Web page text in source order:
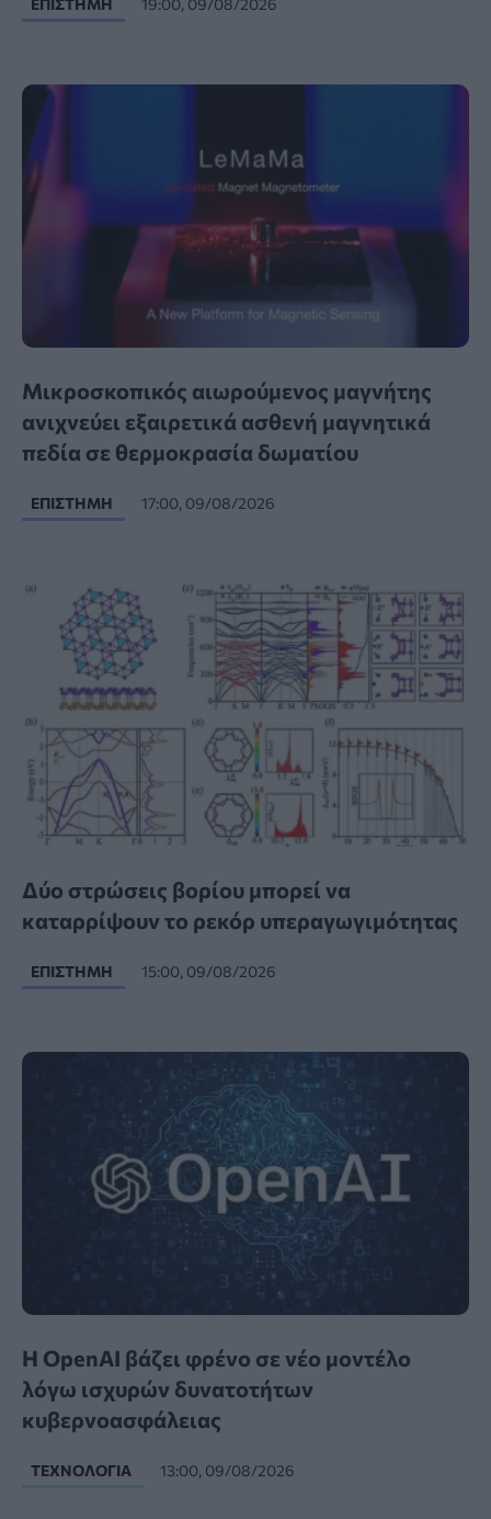
ΕΠΙΣΤΉΜΗ 19:00, 09/08/2026
Μικροσκοπικός αιωρούμενος μαγνήτης
ανιχνεύει εξαιρετικά ασθενή μαγνητικά
πεδία σε θερμοκρασία δωματίου
ΕΠΙΣΤΉΜΗ 17:00, 09/08/2026
Δύο στρώσεις βορίου μπορεί να
καταρρίψουν το ρεκόρ υπεραγωγιμότητας
ΕΠΙΣΤΉΜΗ 15:00, 09/08/2026
Η OpenAI βάζει φρένο σε νέο μοντέλο
λόγω ισχυρών δυνατοτήτων
κυβερνοασφάλειας
ΤΕΧΝΟΛΟΓΊΑ 13:00, 09/08/2026